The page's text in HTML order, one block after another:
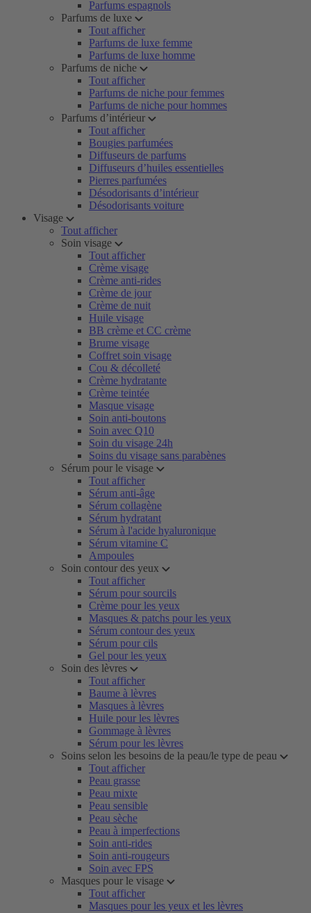
Parfums espagnols
Parfums de luxe
Tout afficher
Parfums de luxe femme
Parfums de luxe homme
Parfums de niche
Tout afficher
Parfums de niche pour femmes
Parfums de niche pour hommes
Parfums d’intérieur
Tout afficher
Bougies parfumées
Diffuseurs de parfums
Diffuseurs d’huiles essentielles
Pierres parfumées
Désodorisants d’intérieur
Désodorisants voiture
Visage
Tout afficher
Soin visage
Tout afficher
Crème visage
Crème anti-rides
Crème de jour
Crème de nuit
Huile visage
BB crème et CC crème
Brume visage
Coffret soin visage
Cou & décolleté
Crème hydratante
Crème teintée
Masque visage
Soin anti-boutons
Soin avec Q10
Soin du visage 24h
Soins du visage sans parabènes
Sérum pour le visage
Tout afficher
Sérum anti-âge
Sérum collagène
Sérum hydratant
Sérum à l'acide hyaluronique
Sérum vitamine C
Ampoules
Soin contour des yeux
Tout afficher
Sérum pour sourcils
Crème pour les yeux
Masques & patchs pour les yeux
Sérum contour des yeux
Sérum pour cils
Gel pour les yeux
Soin des lèvres
Tout afficher
Baume à lèvres
Masques à lèvres
Huile pour les lèvres
Gommage à lèvres
Sérum pour les lèvres
Soins selon les besoins de la peau/le type de peau
Tout afficher
Peau grasse
Peau mixte
Peau sensible
Peau sèche
Peau à imperfections
Soin anti-rides
Soin anti-rougeurs
Soin avec FPS
Masques pour le visage
Tout afficher
Masques pour les yeux et les lèvres